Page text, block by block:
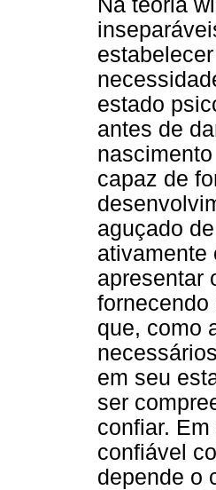
estado
antes de
capaz de
aguçado
ativamente
apresentar
fornecendo
que, como
em seu
ser
confiar.
confiável
depende o